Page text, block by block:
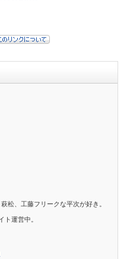
松、工藤フリークな平次が好き。
ト運営中。